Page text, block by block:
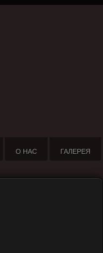
О НАС ГАЛЕРЕЯ